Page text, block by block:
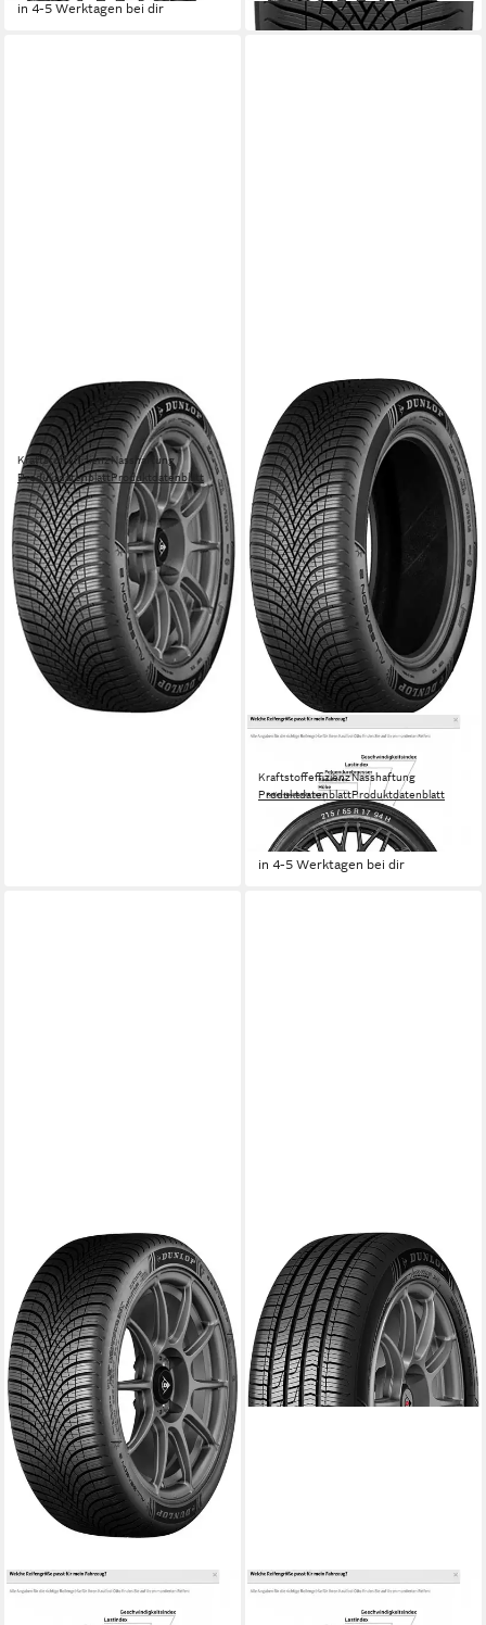
in 4-5 Werktagen bei dir
DUNLOP
Ganzjahresreifen ALL
SEASON 2
Kraftstoffeffizienz
Produktdatenblatt
Nasshaftung
Produktdatenblatt
ab 219,99 € UVP235,99 €
-7%
in 6-8 Werktagen bei dir
DUNLOP
Ganzjahresreifen DUNLOP
Kraftstoffeffizienz
Produktdatenblatt
Nasshaftung
Produktdatenblatt
ab 194,99 € UVP205,99 €
-5%
in 4-5 Werktagen bei dir
DUNLOP
Ganzjahresreifen DUNLOP
DUNLOP
Ganzjahresreifen DUNLOP